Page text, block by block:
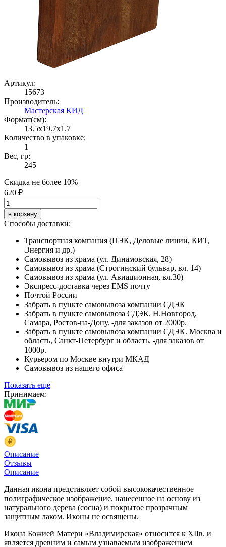
Артикул:
15673
Производитель:
Мастерская КИД
Формат(cм):
13.5x19.7x1.7
Количество в упаковке:
1
Вес, гр:
245
Скидка не более 10%
620 ₽
в корзину
Способы доставки:
Транспортная компания (ПЭК, Деловые линии, КИТ,
Энергия и др.)
Самовывоз из храма (ул. Динамовская, 28)
Самовывоз из храма (Строгинский бульвар, вл. 14)
Самовывоз из храма (ул. Авиационная, вл.30)
Экспресс-доставка через EMS почту
Почтой России
Забрать в пункте самовывоза компании СДЭК
Забрать в пункте самовывоза СДЭК. Н.Новгород,
Самара, Ростов-на-Дону. -для заказов от 2000р.
Забрать в пункте самовывоза компании СДЭК. Москва и
область, Санкт-Петербург и область. -для заказов от
1000р.
Курьером по Москве внутри МКАД
Самовывоз из нашего офиса
Показать еще
Принимаем:
Описание
Отзывы
Описание
Данная икона представляет собой высококачественное
полиграфическое изображение, нанесенное на основу из
натурального дерева (сосна) и покрытое прозрачным
защитным лаком. Иконы не освящены.
Икона Божией Матери «Владимирская» относится к XIIв. и
является древним и самым узнаваемым изображением